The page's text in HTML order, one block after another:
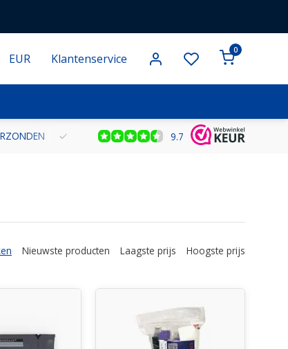
EUR Klantenservice
0
GRATIS VERZENDING VANAF € 100 BINNEN
9.7
Nieuwste producten Laagste prijs Hoogste prijs